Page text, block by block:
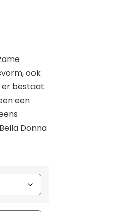
ook
er bestaat.
een
Donna